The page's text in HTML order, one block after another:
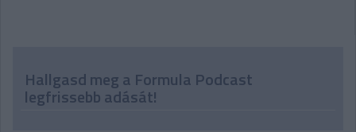
Hallgasd meg a Formula Podcast
legfrissebb adását!